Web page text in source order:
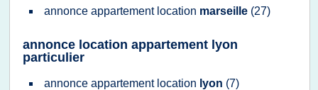
annonce appartement location marseille (27)
annonce location appartement lyon
particulier
annonce appartement location lyon (7)